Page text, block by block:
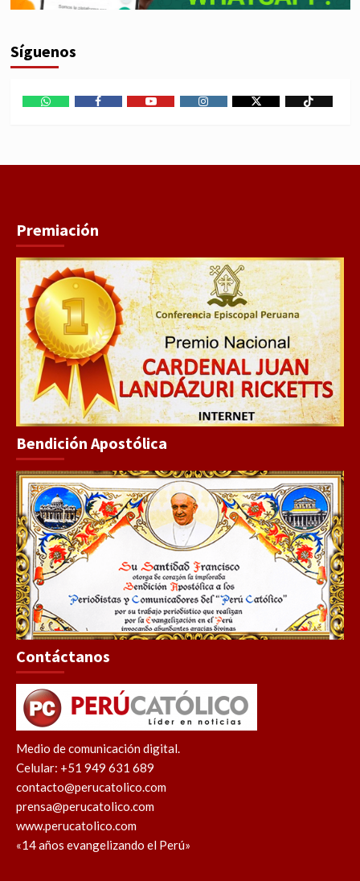
Síguenos
Premiación
Bendición Apostólica
Contáctanos
Medio de comunicación digital.
Celular: +51 949 631 689
contacto@perucatolico.com
prensa@perucatolico.com
www.perucatolico.com
«14 años evangelizando el Perú»